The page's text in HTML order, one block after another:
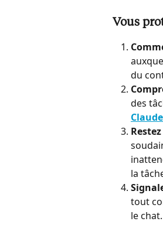
Vous
du
des
la
tout
le chat.